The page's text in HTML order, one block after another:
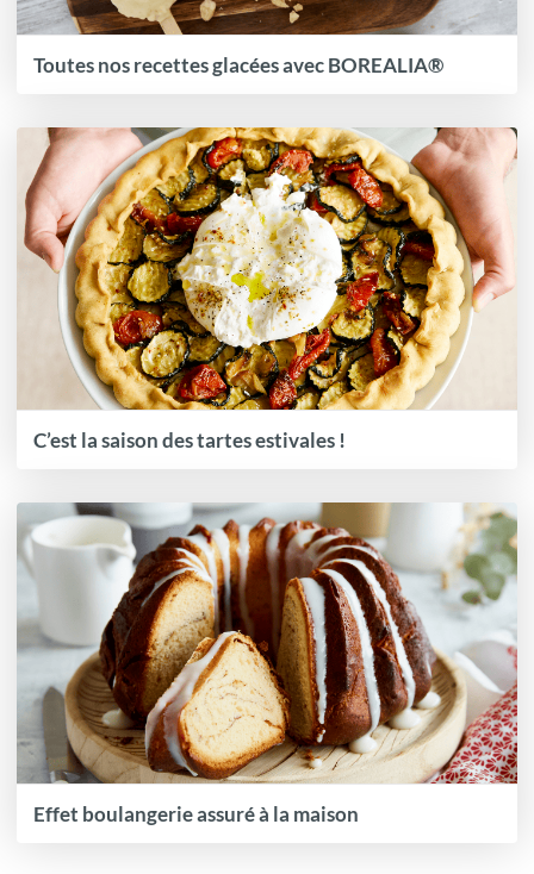
Toutes nos recettes glacées avec BOREALIA®
C’est la saison des tartes estivales !
Effet boulangerie assuré à la maison